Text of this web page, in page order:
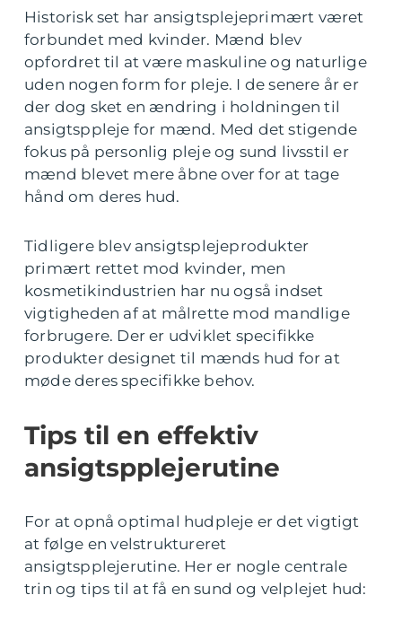
Historisk set har ansigtsplejeprimært været
forbundet med kvinder. Mænd blev
opfordret til at være maskuline og naturlige
uden nogen form for pleje. I de senere år er
der dog sket en ændring i holdningen til
ansigtsppleje for mænd. Med det stigende
fokus på personlig pleje og sund livsstil er
mænd blevet mere åbne over for at tage
hånd om deres hud.
Tidligere blev ansigtsplejeprodukter
primært rettet mod kvinder, men
kosmetikindustrien har nu også indset
vigtigheden af at målrette mod mandlige
forbrugere. Der er udviklet specifikke
produkter designet til mænds hud for at
møde deres specifikke behov.
Tips til en effektiv
ansigtspplejerutine
For at opnå optimal hudpleje er det vigtigt
at følge en velstruktureret
ansigtspplejerutine. Her er nogle centrale
trin og tips til at få en sund og velplejet hud: